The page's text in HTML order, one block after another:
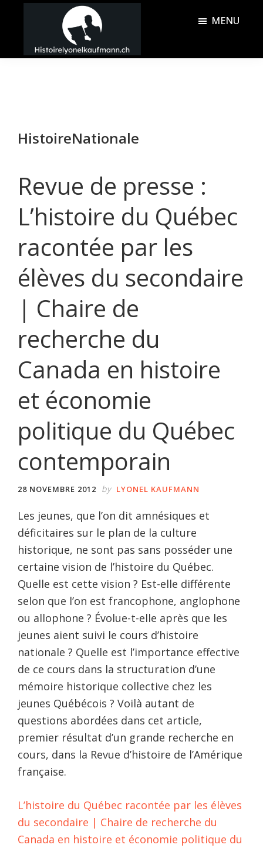
principal
barreHistoire
MENU
HistoireNationale
Revue de presse :
L’histoire du Québec
racontée par les
élèves du secondaire
| Chaire de
recherche du
Canada en histoire
et économie
politique du Québec
contemporain
28 NOVEMBRE 2012 by LYONEL KAUFMANN
Les jeunes, que l’on dit amnésiques et
déficitaires sur le plan de la culture
historique, ne sont pas sans posséder une
certaine vision de l’histoire du Québec.
Quelle est cette vision ? Est-elle différente
selon que l’on est francophone, anglophone
ou allophone ? Évolue-t-elle après que les
jeunes aient suivi le cours d’histoire
nationale ? Quelle est l’importance effective
de ce cours dans la structuration d’une
mémoire historique collective chez les
jeunes Québécois ? Voilà autant de
questions abordées dans cet article,
premier résultat d’un grande recherche en
cours, dans la Revue d’histoire de l’Amérique
française.
L’histoire du Québec racontée par les élèves
du secondaire | Chaire de recherche du
Canada en histoire et économie politique du